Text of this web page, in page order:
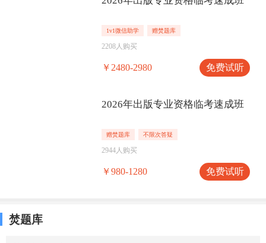
1v1微信助学 赠焚题库
2208人购买
￥2480-2980 免费试听
2026年出版专业资格临考速成班
赠焚题库 不限次答疑
2944人购买
￥980-1280 免费试听
焚题库